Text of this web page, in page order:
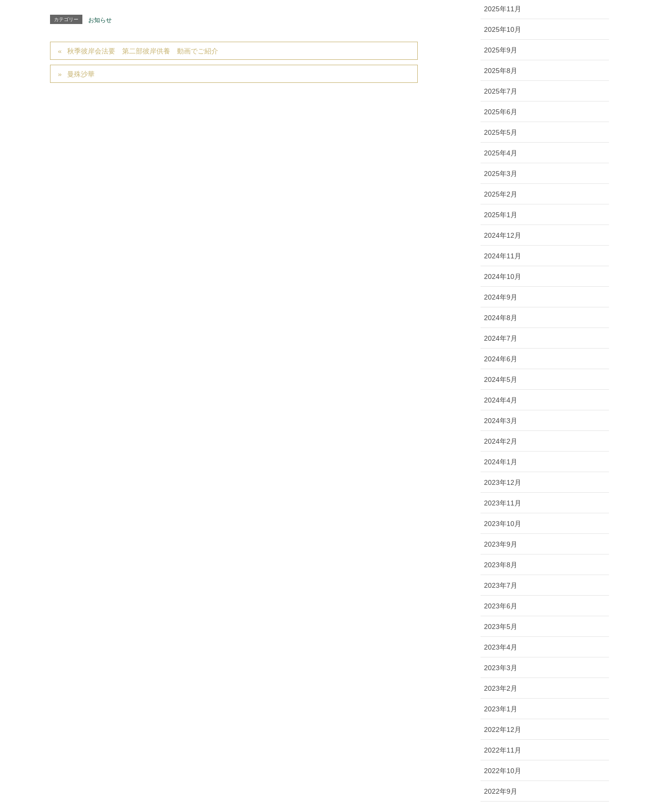
カテゴリー お知らせ
秋季彼岸会法要 第二部彼岸供養 動画でご紹介
曼殊沙華
2025年11月
2025年10月
2025年9月
2025年8月
2025年7月
2025年6月
2025年5月
2025年4月
2025年3月
2025年2月
2025年1月
2024年12月
2024年11月
2024年10月
2024年9月
2024年8月
2024年7月
2024年6月
2024年5月
2024年4月
2024年3月
2024年2月
2024年1月
2023年12月
2023年11月
2023年10月
2023年9月
2023年8月
2023年7月
2023年6月
2023年5月
2023年4月
2023年3月
2023年2月
2023年1月
2022年12月
2022年11月
2022年10月
2022年9月